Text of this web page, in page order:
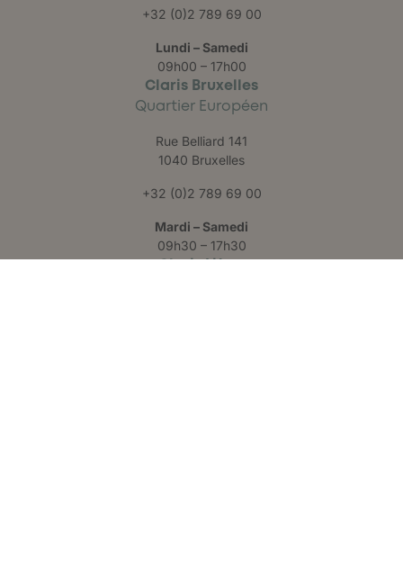
+32 (0)2 789 69 00
Lundi – Samedi
09h00 – 17h00
Claris Bruxelles
Quartier Européen
Rue Belliard 141
1040 Bruxelles
+32 (0)2 789 69 00
Mardi – Samedi
09h30 – 17h30
Claris Liège